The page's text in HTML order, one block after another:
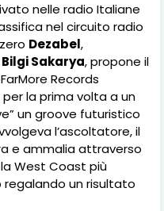
nelle radio Italiane
nel circuito radio
Dezabel,
Bilgi Sakarya, propone il
Records
la prima volta a un
un groove futuristico
l’ascoltatore, il
e ammalia attraverso
West Coast più
un risultato